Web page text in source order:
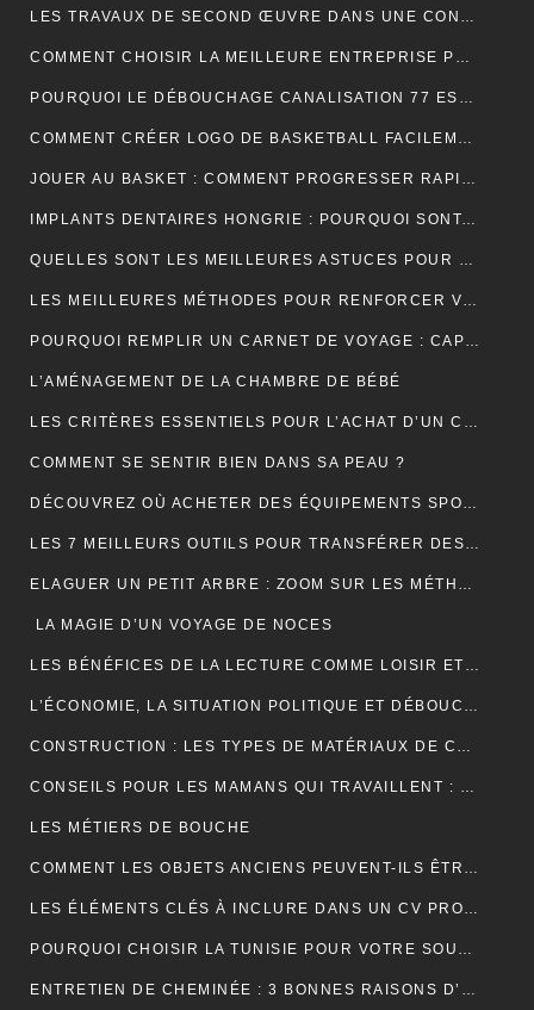
LES TRAVAUX DE SECOND ŒUVRE DANS UNE CONSTRUCTION DE MAISON
COMMENT CHOISIR LA MEILLEURE ENTREPRISE POUR VOTRE DÉMÉNAGEMENT PARIS MARSEILLE?
POURQUOI LE DÉBOUCHAGE CANALISATION 77 EST-IL ESSENTIEL POUR ÉVITER LES DÉSAGRÉMENTS MAJEURS ?
COMMENT CRÉER LOGO DE BASKETBALL FACILEMENT ET EFFICACEMENT ?
JOUER AU BASKET : COMMENT PROGRESSER RAPIDEMENT EN TECHNIQUE ?
IMPLANTS DENTAIRES HONGRIE : POURQUOI SONT-ILS LA SOLUTION IDÉALE POUR UN SOURIRE PARFAIT ET ABORDABLE ?
QUELLES SONT LES MEILLEURES ASTUCES POUR UN DÉMÉNAGEMENT ÎLE DE FRANCE RÉUSSI ET SANS TRACAS ?
LES MEILLEURES MÉTHODES POUR RENFORCER VOS ONGLES FRAGILES
POURQUOI REMPLIR UN CARNET DE VOYAGE : CAPTURER L’ÂME DE VOS AVENTURES
L’AMÉNAGEMENT DE LA CHAMBRE DE BÉBÉ
LES CRITÈRES ESSENTIELS POUR L’ACHAT D’UN CÂBLE TYPE 2 POUR VÉHICULES ÉLECTRIQUES
COMMENT SE SENTIR BIEN DANS SA PEAU ?
DÉCOUVREZ OÙ ACHETER DES ÉQUIPEMENTS SPORTIFS DE QUALITÉ EN LIGNE
LES 7 MEILLEURS OUTILS POUR TRANSFÉRER DES DONNÉES D’ANDROID VERS MAC
ELAGUER UN PETIT ARBRE : ZOOM SUR LES MÉTHODES À ADOPTER
LA MAGIE D’UN VOYAGE DE NOCES
LES BÉNÉFICES DE LA LECTURE COMME LOISIR ET SON IMPACT SUR LA COGNITION
L’ÉCONOMIE, LA SITUATION POLITIQUE ET DÉBOUCHÉE
CONSTRUCTION : LES TYPES DE MATÉRIAUX DE CONSTRUCTION UTILISÉS
CONSEILS POUR LES MAMANS QUI TRAVAILLENT : TROUVER UN ÉQUILIBRE ENTRE CARRIÈRE ET VIE FAMILIALE
LES MÉTIERS DE BOUCHE
COMMENT LES OBJETS ANCIENS PEUVENT-ILS ÊTRE UN PLACEMENT FINANCIER INTELLIGENT ?
LES ÉLÉMENTS CLÉS À INCLURE DANS UN CV PROFESSIONNEL POUR ATTIRER LES RECRUTEURS
POURQUOI CHOISIR LA TUNISIE POUR VOTRE SOUS-TRAITANCE INDUSTRIELLE?
ENTRETIEN DE CHEMINÉE : 3 BONNES RAISONS D’OPTER POUR LE RAMONAGE MÉCANIQUE